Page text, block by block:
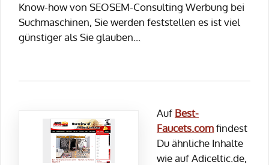
Know-how von SEOSEM-Consulting Werbung bei
Suchmaschinen, Sie werden feststellen es ist viel
günstiger als Sie glauben...
Auf Best-
Faucets.comfindest
Du ähnliche Inhalte
wie auf Adiceltic.de,